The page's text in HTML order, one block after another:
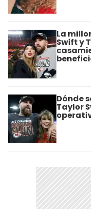
La
Swift y
Dónde
Taylor